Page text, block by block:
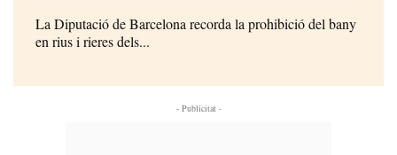
La Diputació de Barcelona recorda la prohibició del bany
en rius i rieres dels...
- Publicitat -